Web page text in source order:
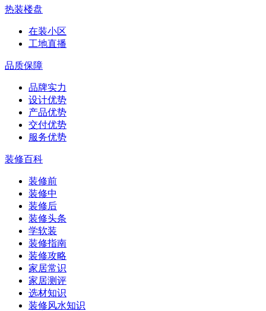
热装楼盘
在装小区
工地直播
品质保障
品牌实力
设计优势
产品优势
交付优势
服务优势
装修百科
装修前
装修中
装修后
装修头条
学软装
装修指南
装修攻略
家居常识
家居测评
选材知识
装修风水知识